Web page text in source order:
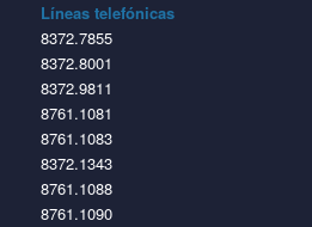
Líneas telefónicas
8372.7855
8372.8001
8372.9811
8761.1081
8761.1083
8372.1343
8761.1088
8761.1090